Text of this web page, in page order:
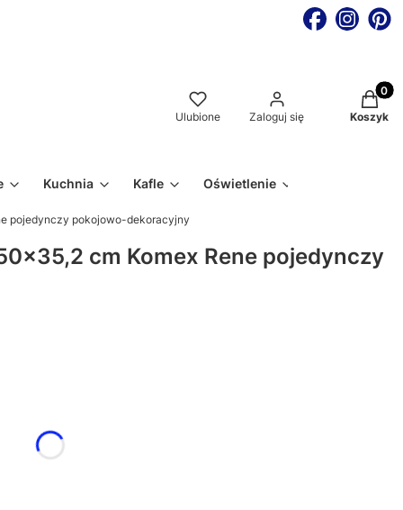
Ulubione Zaloguj się Koszyk
Kuchnia Kafle Oświetlenie
pojedynczy pokojowo-dekoracyjny
cm Komex Rene pojedynczy